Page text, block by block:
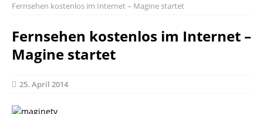
Fernsehen kostenlos im Internet – Magine startet
Fernsehen kostenlos im Internet –
Magine startet
25. April 2014